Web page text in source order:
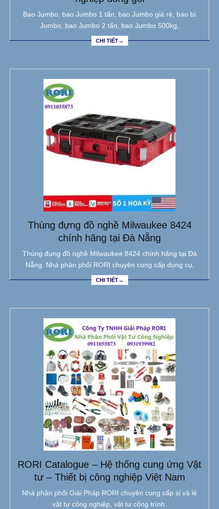
Bao Jumbo, bao Jumbo 1 tấn, bao Jumbo giá rẻ, bao bì
Jumbo, bao Jumbo 2 tấn, bao Jumbo 500kg,
CHI TIẾT→
Thùng đựng đồ nghề Milwaukee 8424
chính hãng tại Đà Nẵng
Thùng đựng đồ nghề Milwaukee 8424 chính hãng tại Đà
Nẵng. Nhà phân phối RORI chuyên cung cấp dụng cụ,
CHI TIẾT→
RORI Catalogue – Hệ thống cung ứng Vật
tư – Thiết bị công nghiệp Việt Nam
Nhà phân phối Giải Pháp RORI chuyên cung cấp sỉ và lẻ
vật tư công nghiệp, vật tư công trình.